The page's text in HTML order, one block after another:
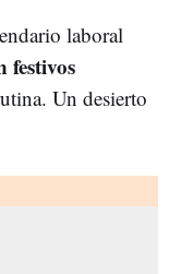
laboral
festivos
Un desierto